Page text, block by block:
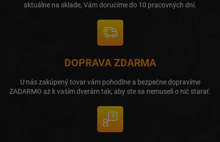
aktuálne na sklade, Vám doručíme do 10 pracovných dní.
DOPRAVA ZDARMA
U nás zakúpený tovar vám pohodlne a bezpečne dopravíme
ZADARMO až k vaším dverám tak, aby ste sa nemuseli o nič starať.